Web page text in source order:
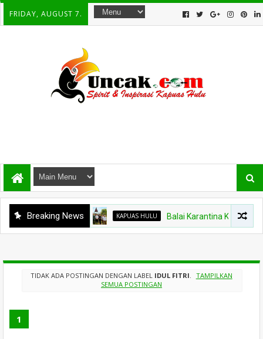
FRIDAY, AUGUST 7.
Breaking News KAPUAS HULU Balai Karantina Kalbar Tinjau
TIDAK ADA POSTINGAN DENGAN LABEL IDUL FITRI. TAMPILKAN
SEMUA POSTINGAN
1